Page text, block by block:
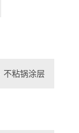
不粘锅涂层